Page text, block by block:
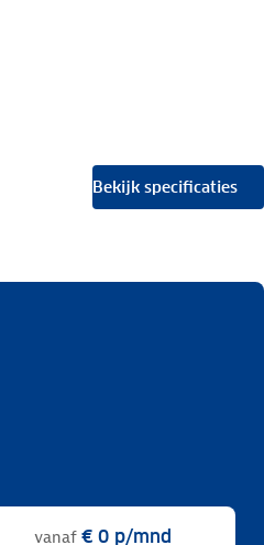
Bekijk specificaties
vanaf € 0 p/mnd